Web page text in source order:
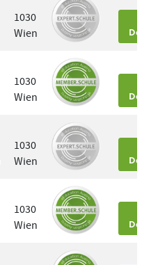
1030
Wien
1030
Wien
1030
Wien
1030
Wien